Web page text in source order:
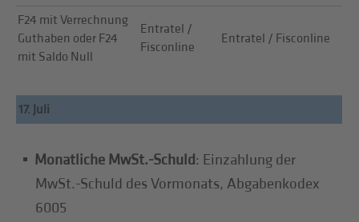
F24 mit Verrechnung
Guthaben oder F24
mit Saldo Null
Entratel /
Fisconline
Entratel / Fisconline
17. Juli
Monatliche MwSt.-Schuld: Einzahlung der
MwSt.-Schuld des Vormonats, Abgabenkodex
6005